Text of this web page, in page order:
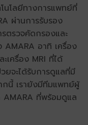
นโลยีทางการแพทย์ที่
ผ่านการรับรอง
ตรวจคัดกรองและ
อาทิ เครื่อง
เครื่อง MRI ที่ได้
ยจะได้รับการดูแลที่มี
นี้ เรายังมีทีมแพทย์ผู้
AMARA ที่พร้อมดูแล